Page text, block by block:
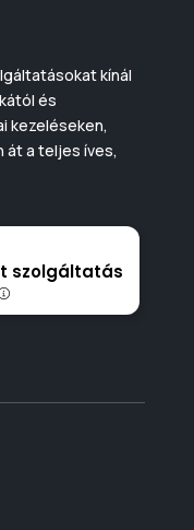
kínál
és
kezeléseken,
át a teljes íves,
szolgáltatás